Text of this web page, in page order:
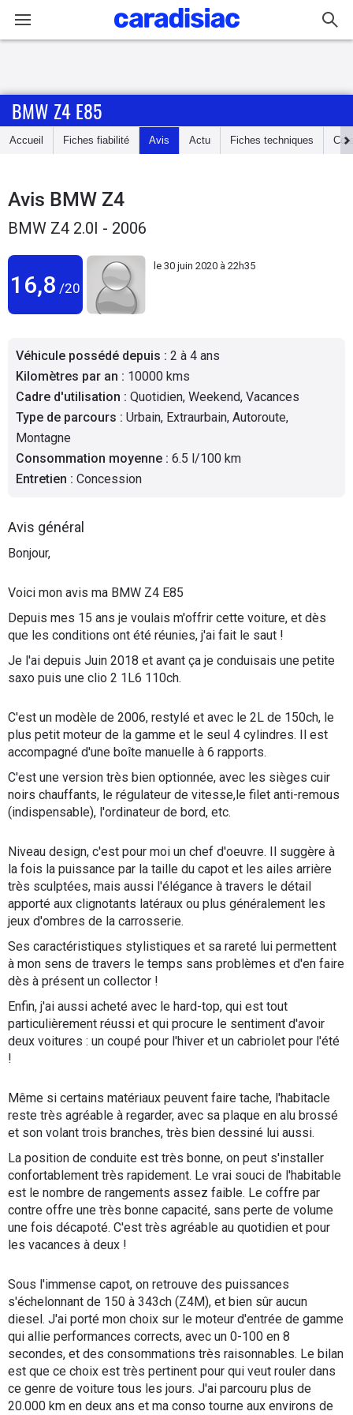
Accueil
Essais
Guide
Electriques
Flottes
Auto
Services
Forum
Marques
BMW Z4 E85
Accueil Fiches fiabilité Avis Actu Fiches techniques
Avis BMW Z4
BMW Z4 2.0I - 2006
16,8 /20
le 30 juin 2020 à 22h35
Véhicule possédé depuis : 2 à 4 ans
Kilomètres par an : 10000 kms
Cadre d'utilisation : Quotidien, Weekend, Vacances
Type de parcours : Urbain, Extraurbain, Autoroute,
Montagne
Consommation moyenne : 6.5 l/100 km
Entretien : Concession
Avis général
Bonjour,
Voici mon avis ma BMW Z4 E85
Depuis mes 15 ans je voulais m'offrir cette voiture, et dès
que les conditions ont été réunies, j'ai fait le saut !
Je l'ai depuis Juin 2018 et avant ça je conduisais une petite
saxo puis une clio 2 1L6 110ch.
C'est un modèle de 2006, restylé et avec le 2L de 150ch, le
plus petit moteur de la gamme et le seul 4 cylindres. Il est
accompagné d'une boîte manuelle à 6 rapports.
C'est une version très bien optionnée, avec les sièges cuir
noirs chauffants, le régulateur de vitesse,le filet anti-remous
(indispensable), l'ordinateur de bord, etc.
Niveau design, c'est pour moi un chef d'oeuvre. Il suggère à
la fois la puissance par la taille du capot et les ailes arrière
très sculptées, mais aussi l'élégance à travers le détail
apporté aux clignotants latéraux ou plus généralement les
jeux d'ombres de la carrosserie.
Ses caractéristiques stylistiques et sa rareté lui permettent
à mon sens de travers le temps sans problèmes et d'en faire
dès à présent un collector !
Enfin, j'ai aussi acheté avec le hard-top, qui est tout
particulièrement réussi et qui procure le sentiment d'avoir
deux voitures : un coupé pour l'hiver et un cabriolet pour l'été
!
Même si certains matériaux peuvent faire tache, l'habitacle
reste très agréable à regarder, avec sa plaque en alu brossé
et son volant trois branches, très bien dessiné lui aussi.
La position de conduite est très bonne, on peut s'installer
confortablement très rapidement. Le vrai souci de l'habitable
est le nombre de rangements assez faible. Le coffre par
contre offre une très bonne capacité, sans perte de volume
une fois décapoté. C'est très agréable au quotidien et pour
les vacances à deux !
Sous l'immense capot, on retrouve des puissances
s'échelonnant de 150 à 343ch (Z4M), et bien sûr aucun
diesel. J'ai porté mon choix sur le moteur d'entrée de gamme
qui allie performances corrects, avec un 0-100 en 8
secondes, et des consommations très raisonnables. Le bilan
est que ce choix est très pertinent pour qui veut rouler dans
ce genre de voiture tous les jours. J'ai parcouru plus de
20.000 km en deux ans et ma conso tourne aux environs de